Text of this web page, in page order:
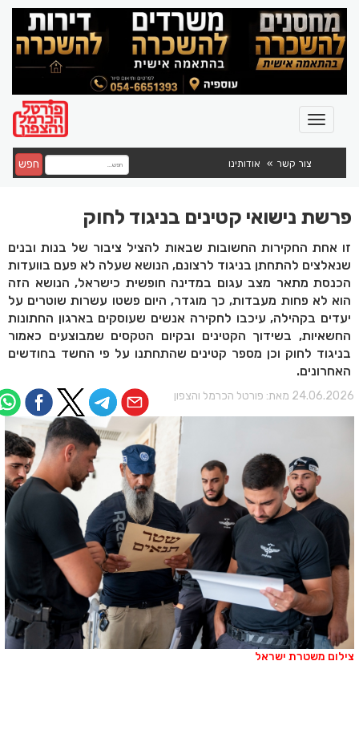
צור קשר אודותינו חפש
פרשת נישואי קטינים בניגוד לחוק
זו אחת החקירות החשובות שבאות להציל ציבור של בנות ובנים
שנאלצים להתחתן בניגוד לרצונם, הנושא שעלה לא פעם בוועדות
הכנסת מתאר מצב עגום במדינה חופשית כישראל, הנושא הזה
הוא לא פחות מעבדות, כך מוגדר, היום פשטו עשרות שוטרים על
יעדים בקהילה, עיכבו לחקירה אנשים שעוסקים בארגון החתונות
החשאיות, בשידוך הקטינים ובקיום הטקסים שמבוצעים כאמור
בניגוד לחוק וכן מספר קטינים שהתחתנו על פי החשד בחודשים
האחרונים.
מאת: פורטל הכרמל והצפון
משטרת ישראל